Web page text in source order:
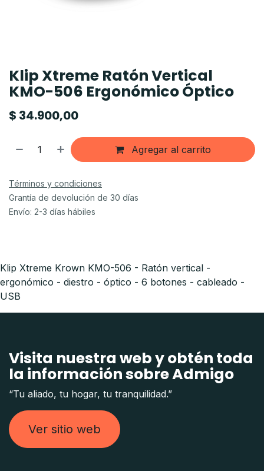
Klip Xtreme Ratón Vertical
KMO-506 Ergonómico Óptico
$ 34.900,00
Agregar al carrito
Términos y condiciones
Grantía de devolución de 30 días
Envío: 2-3 días hábiles
Klip Xtreme Krown KMO-506 - Ratón vertical -
ergonómico - diestro - óptico - 6 botones - cableado -
USB
Visita nuestra web y obtén toda
la información sobre Admigo
“Tu aliado, tu hogar, tu tranquilidad.”
Ver sitio web